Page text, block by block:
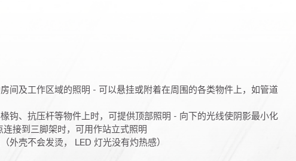
间及工作区域的照明 - 可以悬挂或附着在周围的各类物件上，如管道
钩、抗压杆等物件上时，可提供顶部照明 - 向下的光线使阴影最小化
连接到三脚架时，可用作站立式照明
外壳不会发烫， LED 灯光没有灼热感）